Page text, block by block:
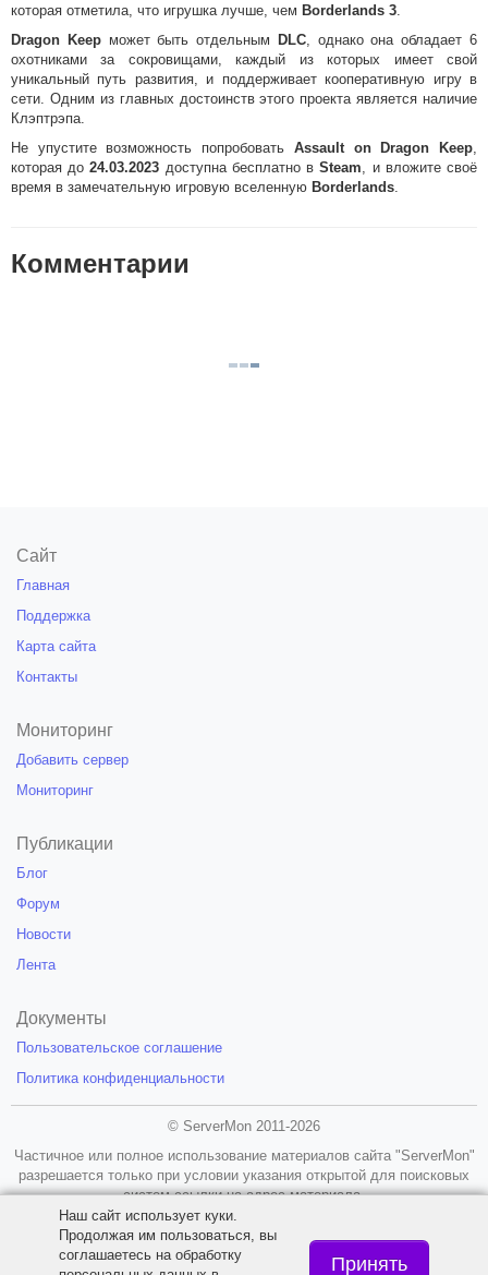
которая отметила, что игрушка лучше, чем Borderlands 3.
Dragon Keepможет быть отдельным DLC, однако она обладает 6
охотниками за сокровищами, каждый из которых имеет свой
уникальный путь развития, и поддерживает кооперативную игру в
сети. Одним из главных достоинств этого проекта является наличие
Клэптрэпа.
Не упустите возможность попробовать Assault on Dragon Keep,
которая до24.03.2023 доступна бесплатно вSteam, и вложите своё
время в замечательную игровую вселенную Borderlands.
Комментарии
Сайт
Главная
Поддержка
Карта сайта
Контакты
Мониторинг
Добавить сервер
Мониторинг
Публикации
Блог
Форум
Новости
Лента
Документы
Пользовательское соглашение
Политика конфиденциальности
© ServerMon 2011-2026
Частичное или полное использование материалов сайта "ServerMon"
разрешается только при условии указания открытой для поисковых
систем ссылки на адрес материала.
18+
Наш сайт использует куки.
Продолжая им пользоваться, вы
соглашаетесь на обработку
Принять